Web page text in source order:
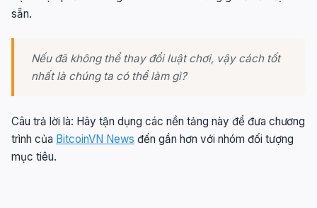
sẵn.
Nếu đã không thể thay đổi luật chơi, vậy cách tốt
nhất là chúng ta có thể làm gì?
Câu trả lời là: Hãy tận dụng các nền tảng này để đưa chương
trình của BitcoinVN News đến gần hơn với nhóm đối tượng
mục tiêu.